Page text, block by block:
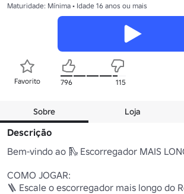
Maturidade: Mínima • Idade 16 anos ou mais
Favorito 796 115
Sobre Loja
Descrição
Bem-vindo ao 🛝 Escorregador MAIS
COMO JOGAR:
🪜 Escale o escorregador mais longo do